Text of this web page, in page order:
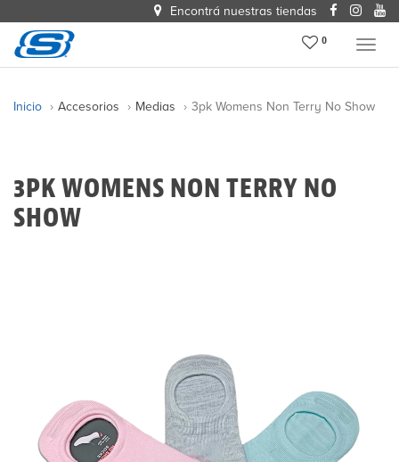
Encontrá nuestras tiendas
Menu
0
Inicio Accesorios Medias 3pk Womens Non Terry No Show
3PK WOMENS NON TERRY NO
SHOW